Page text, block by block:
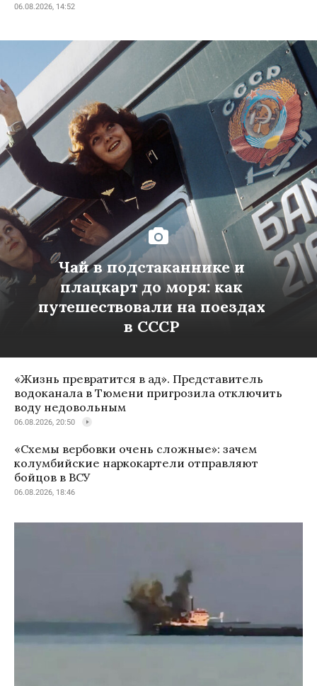
06.08.2026, 14:52
Чай в подстаканнике и
плацкарт до моря: как
путешествовали на поездах
в СССР
«Жизнь превратится в ад». Представитель
водоканала в Тюмени пригрозила отключить
воду недовольным
06.08.2026, 20:50
«Схемы вербовки очень сложные»: зачем
колумбийские наркокартели отправляют
бойцов в ВСУ
06.08.2026, 18:46